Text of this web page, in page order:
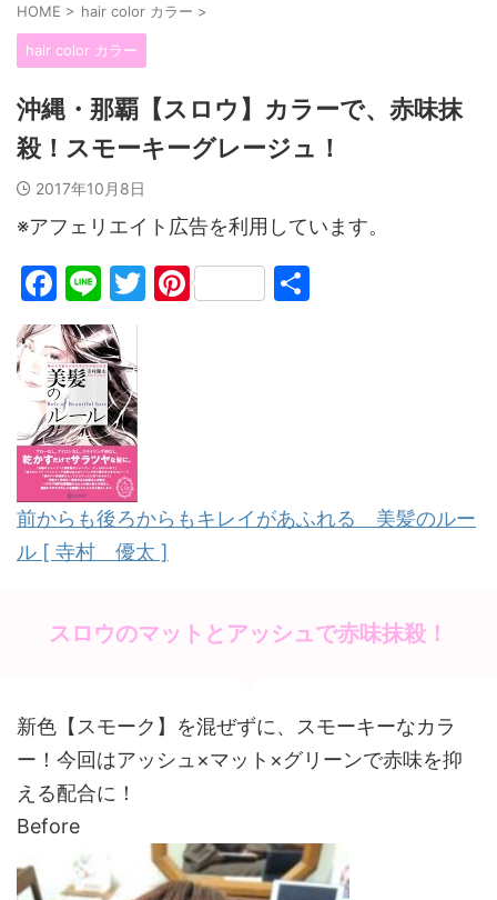
HOME > hair color カラー >
hair color カラー
沖縄・那覇【スロウ】カラーで、赤味抹
殺！スモーキーグレージュ！
2017年10月8日
※アフェリエイト広告を利用しています。
F
a
c
e
b
o
o
k
Li
n
e
T Pi
前からも後ろからもキレイがあふれる 美髪のルー
ル [ 寺村 優太 ]
スロウのマットとアッシュで赤味抹殺！
新色【スモーク】を混ぜずに、スモーキーなカラ
ー！今回はアッシュ×マット×グリーンで赤味を抑
える配合に！
Before